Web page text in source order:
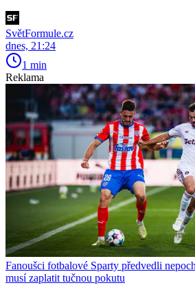
SvětFormule.cz
dnes, 21:24
1 min
Reklama
Fanoušci fotbalové Sparty předvedli
musí zaplatit tučnou pokutu